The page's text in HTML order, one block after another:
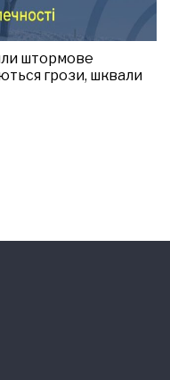
штормове
грози, шквали